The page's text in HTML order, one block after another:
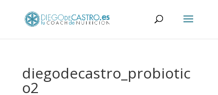
diegodecastro_probiotic
o2